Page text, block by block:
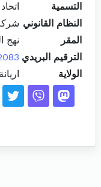
التسمية
النظام القانوني
المقر
نهج
الترقيم البريدي
الولاية
اريانة